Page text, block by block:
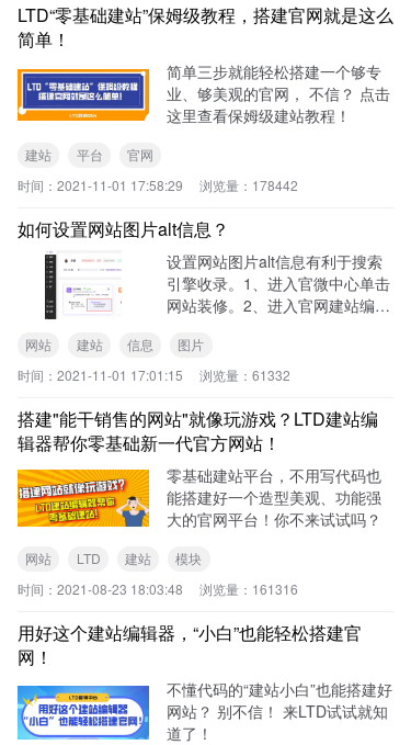
LTD“零基础建站”保姆级教程，搭建官网就是这么
简单！
简单三步就能轻松搭建一个够专
业、够美观的官网， 不信？ 点击
这里查看保姆级建站教程！
建站 平台
官网
时间： 2021-11-01 17:58:29 浏览量： 178442
如何设置网站图片alt信息？
设置网站图片alt信息有利于搜索
引擎收录。1、进入官微中心单击
网站装修。2、进入官网建站编辑
框中，写入图片Alt信息即可。
网站 建站 信息
图片
时间： 2021-11-01 17:01:15 浏览量： 61332
搭建"能干销售的网站"就像玩游戏？LTD建站编
辑器帮你零基础新一代官方网站！
零基础建站平台，不用写代码也
能搭建好一个造型美观、功能强
大的官网平台！你不来试试吗？
网站 LTD 建站
模块
时间： 2021-08-23 18:03:48 浏览量： 161316
用好这个建站编辑器，“小白”也能轻松搭建官
网！
不懂代码的“建站小白”也能搭建好
网站？ 别不信！ 来LTD试试就知
道了！